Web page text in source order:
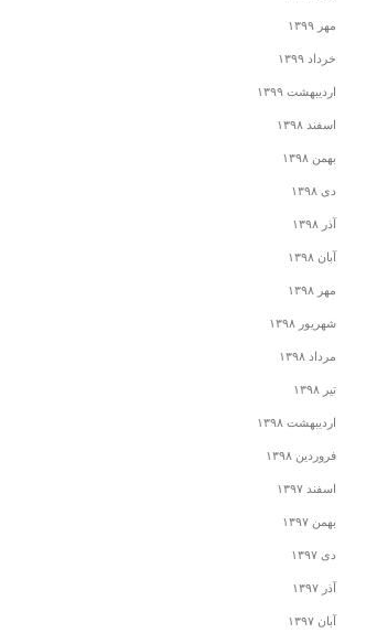
مهر ۱۳۹۹
خرداد ۱۳۹۹
اردیبهشت ۱۳۹۹
اسفند ۱۳۹۸
بهمن ۱۳۹۸
دی ۱۳۹۸
آذر ۱۳۹۸
آبان ۱۳۹۸
مهر ۱۳۹۸
شهریور ۱۳۹۸
مرداد ۱۳۹۸
تیر ۱۳۹۸
اردیبهشت ۱۳۹۸
فروردین ۱۳۹۸
اسفند ۱۳۹۷
بهمن ۱۳۹۷
دی ۱۳۹۷
آذر ۱۳۹۷
آبان ۱۳۹۷